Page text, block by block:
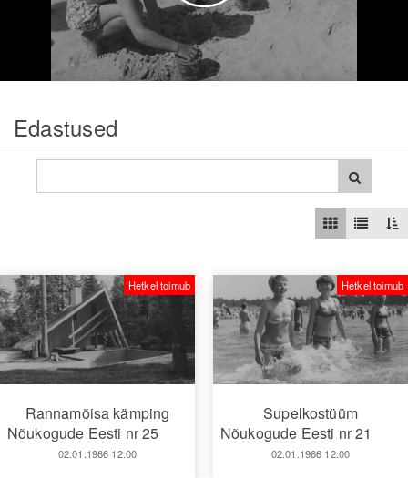
video
Edastused
Rannamõisa kämping
Nõukogude Eesti nr 25
02.01.1966 12:00
Hetkel toimub
Supelkostüüm
Nõukogude Eesti nr 21
02.01.1966 12:00
Hetkel toimub